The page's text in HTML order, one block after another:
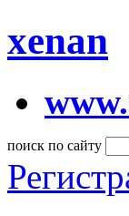
xenan
поиск по сайту